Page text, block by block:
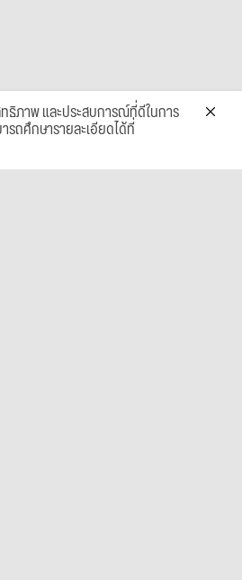
ธิภาพ และประสบการณ์ที่ดีในการ
ถศึกษารายละเอียดได้ที่